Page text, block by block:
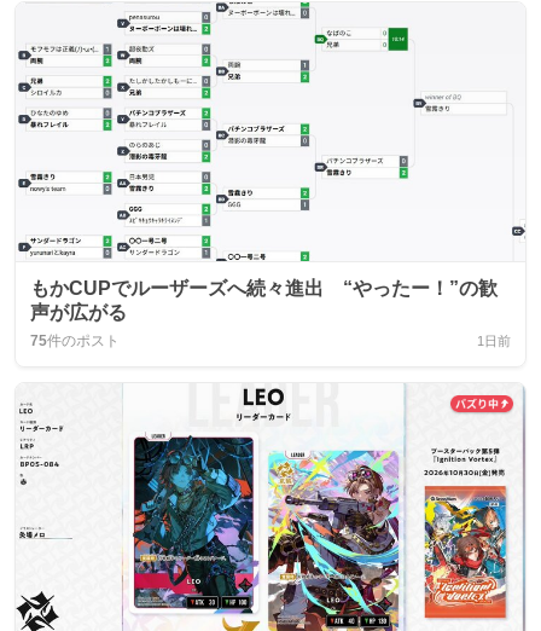
もかCUPでルーザーズへ続々進出 “やったー！”の歓
声が広がる
75件のポスト 1日前